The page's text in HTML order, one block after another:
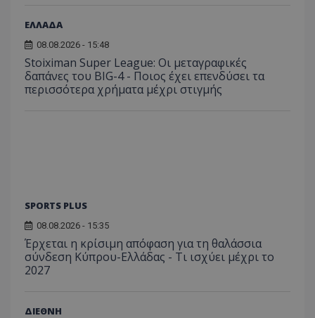
ΕΛΛΑΔΑ
08.08.2026 - 15:48
Stoiximan Super League: Οι μεταγραφικές
δαπάνες του BIG-4 - Ποιος έχει επενδύσει τα
περισσότερα χρήματα μέχρι στιγμής
SPORTS PLUS
08.08.2026 - 15:35
Έρχεται η κρίσιμη απόφαση για τη θαλάσσια
σύνδεση Κύπρου-Ελλάδας - Τι ισχύει μέχρι το
2027
ΔΙΕΘΝΗ